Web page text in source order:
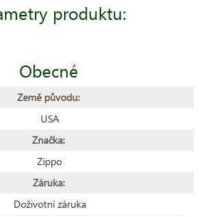
produktu:
Obecné
Země původu:
USA
Značka:
Zippo
Záruka:
Doživotní záruka